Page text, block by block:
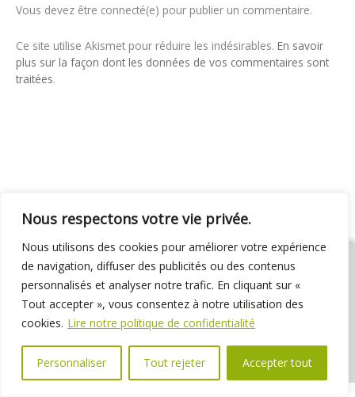
Nous respectons votre vie privée.
Nous utilisons des cookies pour améliorer votre expérience
de navigation, diffuser des publicités ou des contenus
personnalisés et analyser notre trafic. En cliquant sur «
Tout accepter », vous consentez à notre utilisation des
cookies. Lire notre politique de confidentialité
Personnaliser Tout rejeter Accepter tout
Vous devez être connecté(e) pour publier un commentaire.
Ce site utilise Akismet pour réduire les indésirables. En savoir
plus sur la façon dont les données de vos commentaires sont
traitées.
01 69 31 72 10 01 69 31 37 31
Nous contacter
Espace élus
Marchés publics Délibérations